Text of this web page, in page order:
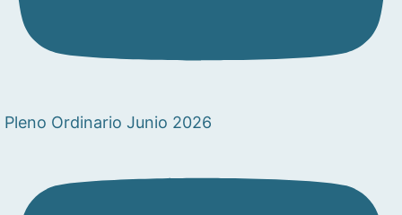
Pleno Ordinario Junio 2026